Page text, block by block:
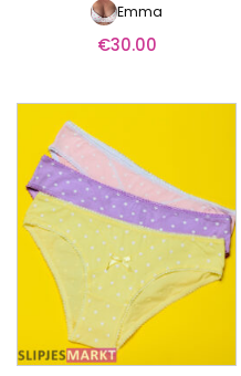
Emma
€30.00